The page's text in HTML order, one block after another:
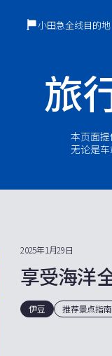
小田急全线目的地
旅
本页面
无论是
2025年1月29日
享受海洋
伊豆 推荐景点指南